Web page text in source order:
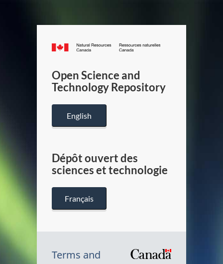
Canada.ca
/
Canada
Open Science and
Technology Repository
English
Dépôt ouvert des
sciences et technologie
Français
Terms and